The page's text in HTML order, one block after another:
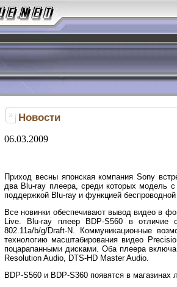
Новости
06.03.2009
Приход весны японская компания Sony
два Blu-ray плеера, среди которых модель
поддержкой Blu-ray и функцией
Все новинки обеспечивают вывод видео в
Live. Blu-ray плеер BDP-S560 в отличие
802.11a/b/g/Draft-N. Коммуникационные
технологию масштабирования видео
поцарапанными дисками. Оба плеера
Resolution Audio, DTS-HD Master Audio.
BDP-S560 и BDP-S360 появятся в магазинах